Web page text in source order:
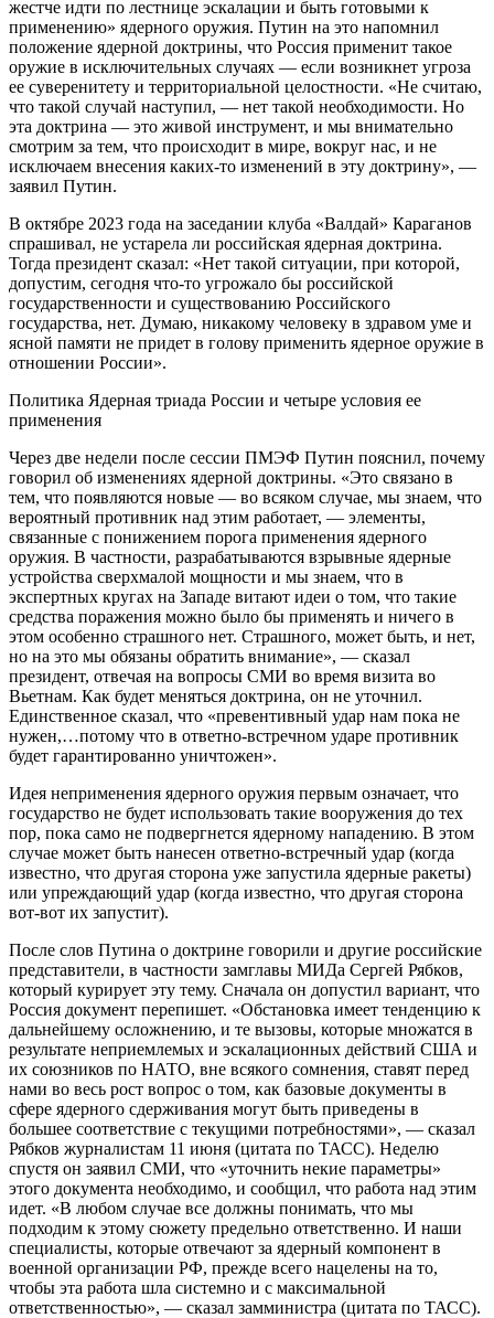
жестче идти по лестнице эскалации и быть готовыми к
применению» ядерного оружия. Путин на это напомнил
положение ядерной доктрины, что Россия применит такое
оружие в исключительных случаях — если возникнет угроза
ее суверенитету и территориальной целостности. «Не считаю,
что такой случай наступил, — нет такой необходимости. Но
эта доктрина — это живой инструмент, и мы внимательно
смотрим за тем, что происходит в мире, вокруг нас, и не
исключаем внесения каких-то изменений в эту доктрину», —
заявил Путин.
В октябре 2023 года на заседании клуба «Валдай» Караганов
спрашивал, не устарела ли российская ядерная доктрина.
Тогда президент сказал: «Нет такой ситуации, при которой,
допустим, сегодня что-то угрожало бы российской
государственности и существованию Российского
государства, нет. Думаю, никакому человеку в здравом уме и
ясной памяти не придет в голову применить ядерное оружие в
отношении России».
Политика Ядерная триада России и четыре условия ее
применения
Через две недели после сессии ПМЭФ Путин пояснил, почему
говорил об изменениях ядерной доктрины. «Это связано в
тем, что появляются новые — во всяком случае, мы знаем, что
вероятный противник над этим работает, — элементы,
связанные с понижением порога применения ядерного
оружия. В частности, разрабатываются взрывные ядерные
устройства сверхмалой мощности и мы знаем, что в
экспертных кругах на Западе витают идеи о том, что такие
средства поражения можно было бы применять и ничего в
этом особенно страшного нет. Страшного, может быть, и нет,
но на это мы обязаны обратить внимание», — сказал
президент, отвечая на вопросы СМИ во время визита во
Вьетнам. Как будет меняться доктрина, он не уточнил.
Единственное сказал, что «превентивный удар нам пока не
нужен,…потому что в ответно-встречном ударе противник
будет гарантированно уничтожен».
Идея неприменения ядерного оружия первым означает, что
государство не будет использовать такие вооружения до тех
пор, пока само не подвергнется ядерному нападению. В этом
случае может быть нанесен ответно-встречный удар (когда
известно, что другая сторона уже запустила ядерные ракеты)
или упреждающий удар (когда известно, что другая сторона
вот-вот их запустит).
После слов Путина о доктрине говорили и другие российские
представители, в частности замглавы МИДа Сергей Рябков,
который курирует эту тему. Сначала он допустил вариант, что
Россия документ перепишет. «Обстановка имеет тенденцию к
дальнейшему осложнению, и те вызовы, которые множатся в
результате неприемлемых и эскалационных действий США и
их союзников по НАТО, вне всякого сомнения, ставят перед
нами во весь рост вопрос о том, как базовые документы в
сфере ядерного сдерживания могут быть приведены в
большее соответствие с текущими потребностями», — сказал
Рябков журналистам 11 июня (цитата по ТАСС). Неделю
спустя он заявил СМИ, что «уточнить некие параметры»
этого документа необходимо, и сообщил, что работа над этим
идет. «В любом случае все должны понимать, что мы
подходим к этому сюжету предельно ответственно. И наши
специалисты, которые отвечают за ядерный компонент в
военной организации РФ, прежде всего нацелены на то,
чтобы эта работа шла системно и с максимальной
ответственностью», — сказал замминистра (цитата по ТАСС).